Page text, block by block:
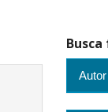
Autor